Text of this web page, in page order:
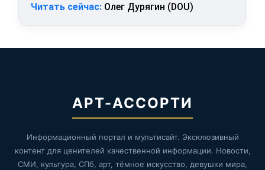
Читать сейчас: Олег Дурягин (DOU)
АРТ-АССОРТИ
Информационный портал и мультисайт. Эксклюзивный
контент для ценителей качественной информации. Новости,
СМИ, культура, СПб, арт, тёмное искусство, девушки мира,